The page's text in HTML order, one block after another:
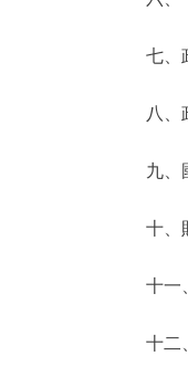
政民互動
走進北京
七、政
八、政
九、國
十、財
十一、
十二、